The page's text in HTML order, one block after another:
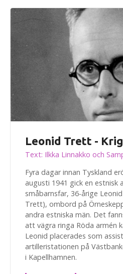
Leonid Trett -
Text: Ilkka Linnakko och
Fyra dagar innan Tyskland
augusti 1941 gick en estnisk
småbarnsfar, 36-årige
Trett), ombord på
andra estniska män. Det
att vägra ringa Röda armén
Leonid placerades som
artilleristationen på
i Kapellhamnen.